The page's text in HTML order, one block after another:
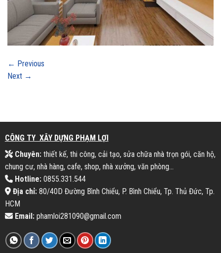
← Previous
Next →
CÔNG TY XÂY DỰNG PHẠM LỢI
Chuyên:thiết kế, thi công, cải tạo, sửa chữa nhà trọn gói, căn hộ,
chung cư, nhà hàng, cafe, shop, nhà xưởng, văn phòng...
Hotline:0855.331.544
Địa chỉ:80/40D Đường Bình Chiểu, P. Bình Chiểu, Tp. Thủ Đức, Tp.
HCM
Email:phamloi281090@gmail.com